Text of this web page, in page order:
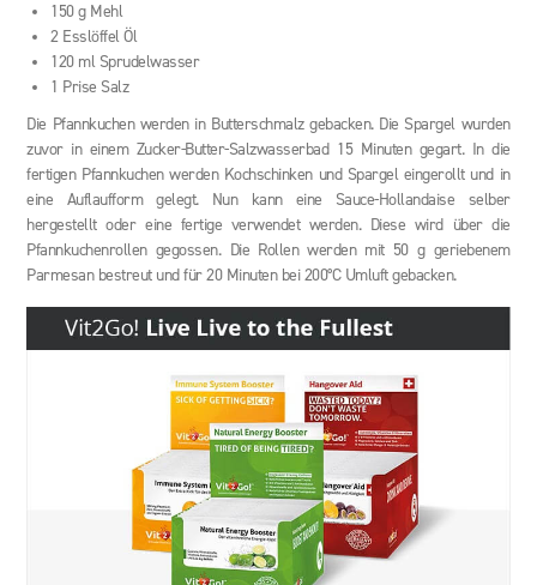
150 g Mehl
2 Esslöffel Öl
120 ml Sprudelwasser
1 Prise Salz
Die Pfannkuchen werden in Butterschmalz gebacken. Die Spargel wurden
zuvor in einem Zucker-Butter-Salzwasserbad 15 Minuten gegart. In die
fertigen Pfannkuchen werden Kochschinken und Spargel eingerollt und in
eine Auflaufform gelegt. Nun kann eine Sauce-Hollandaise selber
hergestellt oder eine fertige verwendet werden. Diese wird über die
Pfannkuchenrollen gegossen. Die Rollen werden mit 50 g geriebenem
Parmesan bestreut und für 20 Minuten bei 200°C Umluft gebacken.